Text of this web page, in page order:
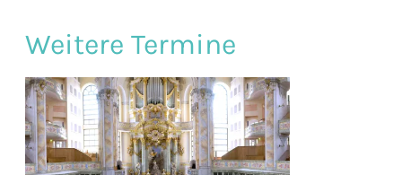
Weitere Termine